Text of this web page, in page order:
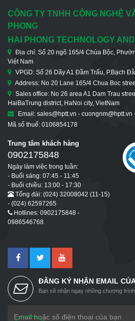
CÔNG TY TNHH CÔNG NGHỆ
PHONG
HAI PHONG TECHNOLOGY
Địa chỉ: Số 20 ngõ 165/4 Chùa Bộc,
Việt Nam
VPGD: Số 26 Dãy A1 Đầm Trấu, P.Bạch
Address: No 20 Lane 165/4 Chua Boc
Sales office: No 26 area A1 Dam Trau
HaiBaTrung district, HaNoi city, VietNam
Email: sales@hptt.vn -
Mã số thuế: 0106854178
Trung tâm khách hàng
0902175848
Ngày làm việc trong tuần:
- Buổi sáng: 07:45 - 11:45
- Buổi chiều: 13:00 - 17:30
Tổng đài: (024) 32008042 (11-15)
- (024) 62597265
Hotlines: 0902175848 -
0986546768
ĐĂNG KÝ NHẬN EMAIL
Bạn sẽ nhận ngay những chương